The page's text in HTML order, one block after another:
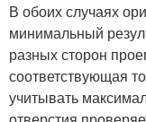
В обоих случаях
минимальный
разных сторон
соответствующая
учитывать